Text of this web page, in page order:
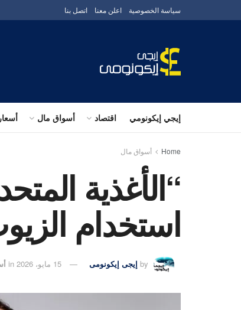
سياسة الخصوصية اعلن معنا اتصل بنا
إيجي إيكونومي اقتصاد أسواق مال
Home أسواق مال
“الأغذية
استخدام
by إيجى إيكونومى 15 مايو، 2026 in